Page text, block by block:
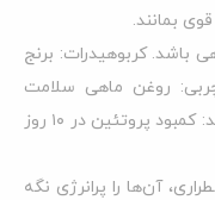
بمانند.
یا ماهی باشد. کربوهیدرات: برنج
روغن ماهی سلامت
پوست را حفظ می‌کند. دامپزشکان می‌گویند: کمبود پروتئین در ۱۰ روز
آن‌ها را پرانرژی نگه